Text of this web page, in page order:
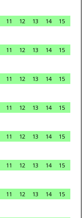
11 12 13 14
15
11 12 13 14
15
11 12 13 14
15
11 12 13 14
15
11 12 13 14
15
11 12 13 14
15
11 12 13 14
15